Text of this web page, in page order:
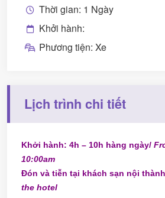
Thời gian: 1 Ngày
Khởi hành:
Phương tiện: Xe
Lịch trình chi tiết
Khởi hành: 4h – 10h hàng ngày/
10:00am
Đón và tiễn tại khách sạn nội
the hotel